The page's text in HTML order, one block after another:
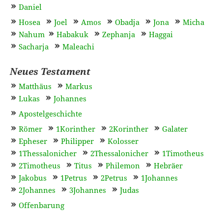
Daniel
Hosea
Joel Amos Obadja Jona
Micha
Nahum
Habakuk Zephanja
Haggai
Sacharja
Maleachi
Neues Testament
Matthäus
Markus
Lukas
Johannes
Apostelgeschichte
Römer
1Korinther 2Korinther
Galater
Epheser
Philipper
Kolosser
1Thessalonicher
2Thessalonicher
1Timotheus
2Timotheus
Titus Philemon
Hebräer
Jakobus
1Petrus 2Petrus
1Johannes
2Johannes
3Johannes
Judas
Offenbarung